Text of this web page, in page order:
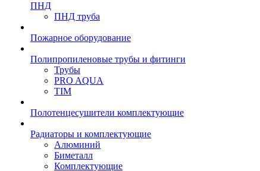
ПНД
ПНД труба
Пожарное оборудование
Полипропиленовые трубы и фитинги
Трубы
PRO AQUA
TIM
Полотенцесушители комплектующие
Радиаторы и комплектующие
Алюминий
Биметалл
Комплектующие